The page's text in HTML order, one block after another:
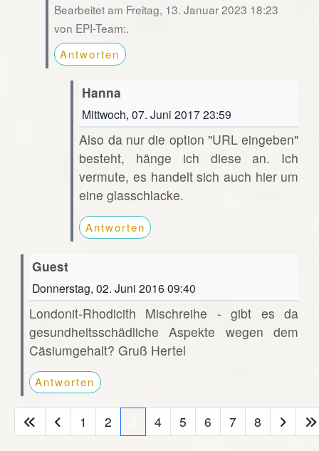
Bearbeitet am Freitag, 13. Januar 2023 18:23
von EPI-Team:.
Antworten
Hanna
Mittwoch, 07. Juni 2017 23:59
Also da nur die option "URL eingeben"
besteht, hänge ich diese an. Ich
vermute, es handelt sich auch hier um
eine glasschlacke.
Antworten
Guest
Donnerstag, 02. Juni 2016 09:40
Londonit-Rhodicith Mischreihe - gibt es da
gesundheitsschädliche Aspekte wegen dem
Cäsiumgehalt? Gruß Hertel
Antworten
1 2 4 5 6 7 8